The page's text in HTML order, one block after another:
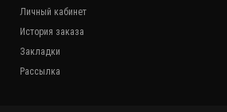
Личный кабинет
История заказа
Закладки
Рассылка